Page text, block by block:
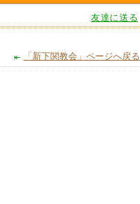
友達に送る
「新下関教会」ページへ戻る